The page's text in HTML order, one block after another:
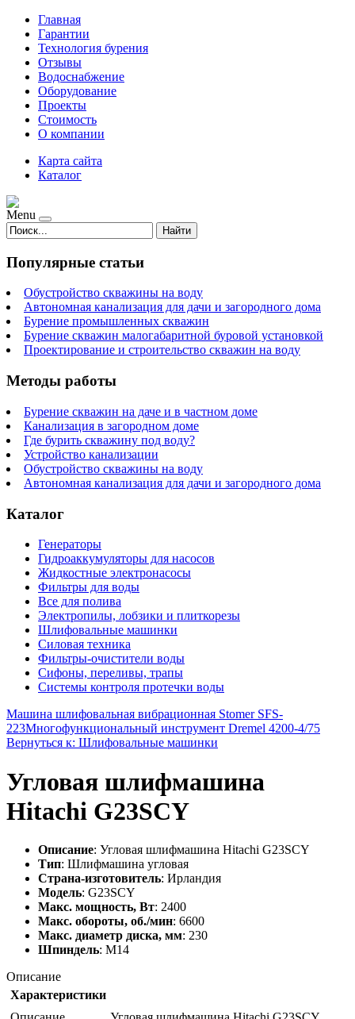
Главная
Гарантии
Технология бурения
Отзывы
Водоснабжение
Оборудование
Проекты
Стоимость
О компании
Карта сайта
Каталог
Menu
Найти
Популярные статьи
Обустройство скважины на воду
Автономная канализация для дачи и загородного дома
Бурение промышленных скважин
Бурение скважин малогабаритной буровой установкой
Проектирование и строительство скважин на воду
Методы работы
Бурение скважин на даче и в частном доме
Канализация в загородном доме
Где бурить скважину под воду?
Устройство канализации
Обустройство скважины на воду
Автономная канализация для дачи и загородного дома
Каталог
Генераторы
Гидроаккумуляторы для насосов
Жидкостные электронасосы
Фильтры для воды
Все для полива
Электропилы, лобзики и плиткорезы
Шлифовальные машинки
Силовая техника
Фильтры-очистители воды
Сифоны, переливы, трапы
Системы контроля протечки воды
Машина шлифовальная вибрационная Stomer SFS-
223Многофункциональный инструмент Dremel 4200-4/75
Вернуться к: Шлифовальные машинки
Угловая шлифмашина
Hitachi G23SCY
Описание: Угловая шлифмашина Hitachi G23SCY
Тип: Шлифмашина угловая
Страна-изготовитель: Ирландия
Модель: G23SCY
Макс. мощность, Вт: 2400
Макс. обороты, об./мин: 6600
Макс. диаметр диска, мм: 230
Шпиндель: M14
Описание
Характеристики